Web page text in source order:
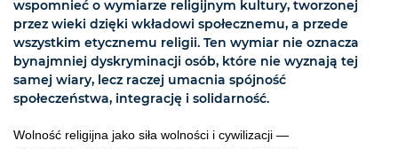
wspomnieć o wymiarze religijnym kultury, tworzonej
przez wieki dzięki wkładowi społecznemu, a przede
wszystkim etycznemu religii. Ten wymiar nie oznacza
bynajmniej dyskryminacji osób, które nie wyznają tej
samej wiary, lecz raczej umacnia spójność
społeczeństwa, integrację i solidarność.
Wolność religijna jako siła wolności i cywilizacji —